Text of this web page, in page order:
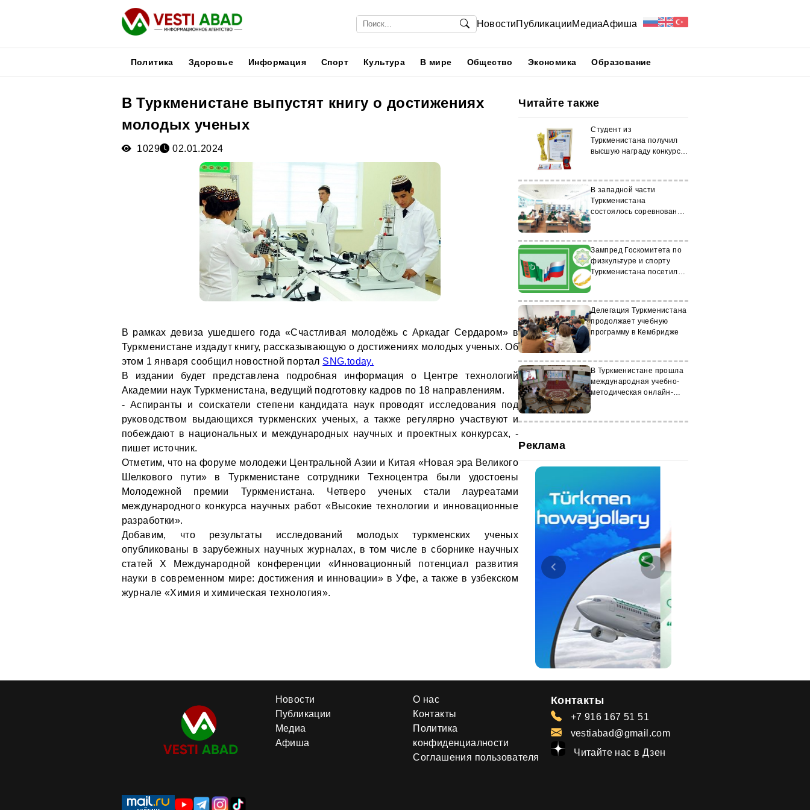
НовостиПубликацииМедиаАфиша
Политика Здоровье Информация Спорт Культура В мире Общество Экономика Образование
В Туркменистане выпустят книгу о достижениях
молодых ученых
1029 02.01.2024
В рамках девиза ушедшего года «Счастливая молодёжь с Аркадаг Сердаром» в
Туркменистане издадут книгу, рассказывающую о достижениях молодых ученых. Об
этом 1 января сообщил новостной портал SNG.today.
В издании будет представлена подробная информация о Центре технологий
Академии наук Туркменистана, ведущий подготовку кадров по 18 направлениям.
- Аспиранты и соискатели степени кандидата наук проводят исследования под
руководством выдающихся туркменских ученых, а также регулярно участвуют и
побеждают в национальных и международных научных и проектных конкурсах, -
пишет источник.
Отметим, что на форуме молодежи Центральной Азии и Китая «Новая эра Великого
Шелкового пути» в Туркменистане сотрудники Техноцентра были удостоены
Молодежной премии Туркменистана. Четверо ученых стали лауреатами
международного конкурса научных работ «Высокие технологии и инновационные
разработки».
Добавим, что результаты исследований молодых туркменских ученых
опубликованы в зарубежных научных журналах, в том числе в сборнике научных
статей X Международной конференции «Инновационный потенциал развития
науки в современном мире: достижения и инновации» в Уфе, а также в узбекском
журнале «Химия и химическая технология».
Читайте также
Студент из
Туркменистана получил
высшую награду конкурса
В западной части
Туркменистана
состоялось соревнование
Зампред Госкомитета по
физкультуре и спорту
Туркменистана посетил
Делегация Туркменистана
продолжает учебную
программу в Кембридже
В Туркменистане прошла
международная учебно-
методическая онлайн-
Реклама
Новости
Публикации
Медиа
Афиша
О нас
Контакты
Политика
конфиденциалности
Соглашения пользователя
Контакты
+7 916 167 51 51
vestiabad@gmail.com
Читайте нас в Дзен